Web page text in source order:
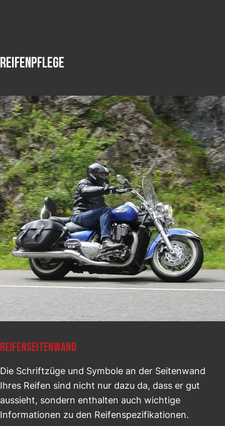
Reifenpflege
REIFENSEITENWAND
Die Schriftzüge und Symbole an der Seitenwand
Ihres Reifen sind nicht nur dazu da, dass er gut
aussieht, sondern enthalten auch wichtige
Informationen zu den Reifenspezifikationen.